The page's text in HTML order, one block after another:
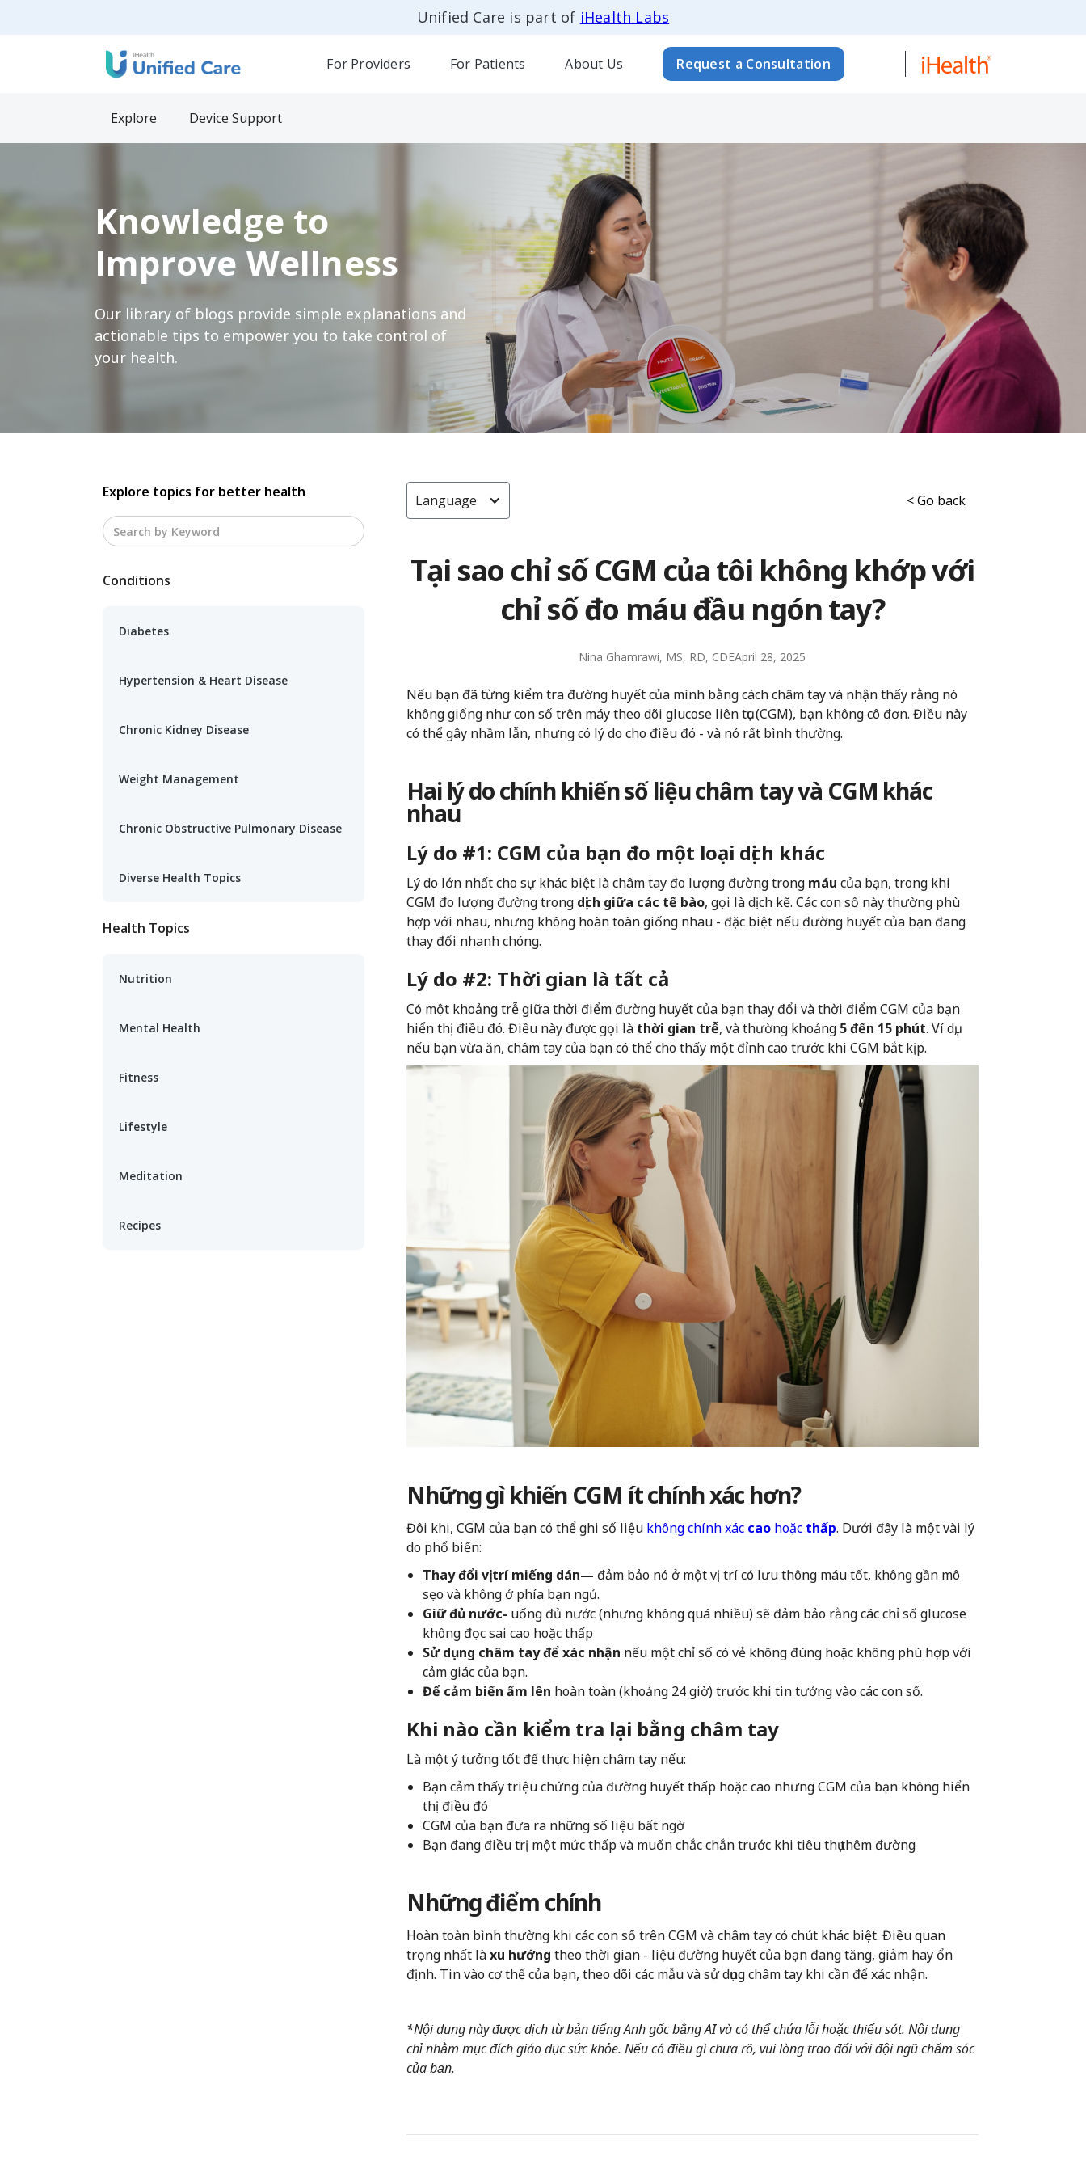
Unified Care is part of iHealth Labs
For Providers For Patients About Us Request a Consultation
Explore Device Support
Knowledge to
Improve Wellness
Our library of blogs provide simple explanations and
actionable tips to empower you to take control of
your health.
Explore topics for better health
Conditions
Diabetes
Hypertension & Heart Disease
Chronic Kidney Disease
Weight Management
Chronic Obstructive Pulmonary Disease
Diverse Health Topics
Health Topics
Nutrition
Mental Health
Fitness
Lifestyle
Meditation
Recipes
Language < Go back
Tại sao chỉ số CGM của tôi không khớp với
chỉ số đo máu đầu ngón tay?
Nina Ghamrawi, MS, RD, CDEApril 28, 2025
Nếu bạn đã từng kiểm tra đường huyết của mình bằng cách châm tay và nhận thấy rằng nó
không giống như con số trên máy theo dõi glucose liên tục (CGM), bạn không cô đơn. Điều này
có thể gây nhầm lẫn, nhưng có lý do cho điều đó - và nó rất bình thường.
Hai lý do chính khiến số liệu châm tay và CGM khác
nhau
Lý do #1: CGM của bạn đo một loại dịch khác
Lý do lớn nhất cho sự khác biệt là châm tay đo lượng đường trong máu của bạn, trong khi
CGM đo lượng đường trong dịch giữa các tế bào, gọi là dịch kẽ. Các con số này thường phù
hợp với nhau, nhưng không hoàn toàn giống nhau - đặc biệt nếu đường huyết của bạn đang
thay đổi nhanh chóng.
Lý do #2: Thời gian là tất cả
Có một khoảng trễ giữa thời điểm đường huyết của bạn thay đổi và thời điểm CGM của bạn
hiển thị điều đó. Điều này được gọi là thời gian trễ, và thường khoảng 5 đến 15 phút. Ví dụ,
nếu bạn vừa ăn, châm tay của bạn có thể cho thấy một đỉnh cao trước khi CGM bắt kịp.
Những gì khiến CGM ít chính xác hơn?
Đôi khi, CGM của bạn có thể ghi số liệu không chính xác caohoặc thấp. Dưới đây là một vài lý
do phổ biến:
Thay đổi vị trí miếng dán— đảm bảo nó ở một vị trí có lưu thông máu tốt, không gần mô
sẹo và không ở phía bạn ngủ.
Giữ đủ nước- uống đủ nước (nhưng không quá nhiều) sẽ đảm bảo rằng các chỉ số glucose
không đọc sai cao hoặc thấp
Sử dụng châm tay để xác nhận nếu một chỉ số có vẻ không đúng hoặc không phù hợp với
cảm giác của bạn.
Để cảm biến ấm lên hoàn toàn (khoảng 24 giờ) trước khi tin tưởng vào các con số.
Khi nào cần kiểm tra lại bằng châm tay
Là một ý tưởng tốt để thực hiện châm tay nếu:
Bạn cảm thấy triệu chứng của đường huyết thấp hoặc cao nhưng CGM của bạn không hiển
thị điều đó
CGM của bạn đưa ra những số liệu bất ngờ
Bạn đang điều trị một mức thấp và muốn chắc chắn trước khi tiêu thụ thêm đường
Những điểm chính
Hoàn toàn bình thường khi các con số trên CGM và châm tay có chút khác biệt. Điều quan
trọng nhất làxu hướng theo thời gian - liệu đường huyết của bạn đang tăng, giảm hay ổn
định. Tin vào cơ thể của bạn, theo dõi các mẫu và sử dụng châm tay khi cần để xác nhận.
*Nội dung này được dịch từ bản tiếng Anh gốc bằng AI và có thể chứa lỗi hoặc thiếu sót. Nội dung
chỉ nhằm mục đích giáo dục sức khỏe. Nếu có điều gì chưa rõ, vui lòng trao đổi với đội ngũ chăm sóc
của bạn.